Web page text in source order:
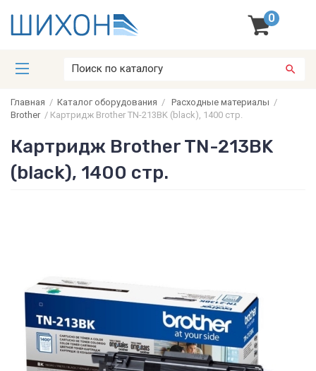
0
Главная / Каталог оборудования / Расходные материалы /
Brother/ Картридж Brother TN-213BK (black), 1400 стр.
Картридж Brother TN-213BK
(black), 1400 стр.